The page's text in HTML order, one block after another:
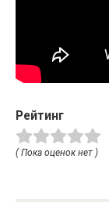
Рейтинг
( Пока оценок нет )